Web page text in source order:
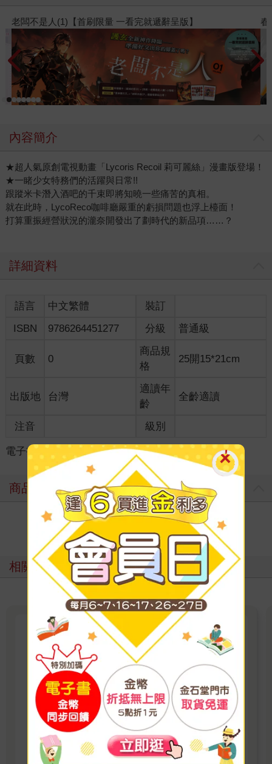
春光ｘ奇幻基地｜全書系展
內容簡介
★超人氣原創電視動畫「Lycoris Recoil 莉可麗絲」漫畫版登場！
★一睹少女特務們的活躍與日常!!
跟蹤米卡潛入酒吧的千束即將知曉一些痛苦的真相。
就在此時，LycoReco咖啡廳嚴重的虧損問題也浮上檯面！
打算重振經營狀況的瀧奈開發出了劃時代的新品項……？
詳細資料
語言 中文繁體
裝訂
ISBN
9786264451277 分級 普通級
頁數 0
商品規
格
25開15*21cm
出版地 台灣
適讀年
齡
全齡適讀
注音 級別
電子書 ＞ 漫畫 ＞ GL /百合 ＞ GL /百合
商品評價
寫評價
相關主題
【百合】對我垂涎欲滴的非人少
女
2025年動畫播出，巴哈姆特動畫瘋4.9顆星好
評！ 「我來找妳，是為了吃掉妳。 」 突然出現
的人魚少女．汐莉，溫柔地牽起在靠海城鎮獨居
的女高中生．比名子的手，對她這麼說。
看更多